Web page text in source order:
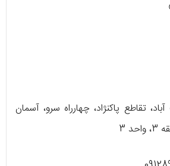
تقاطع پاکنژاد، چهارراه سرو، آسمان